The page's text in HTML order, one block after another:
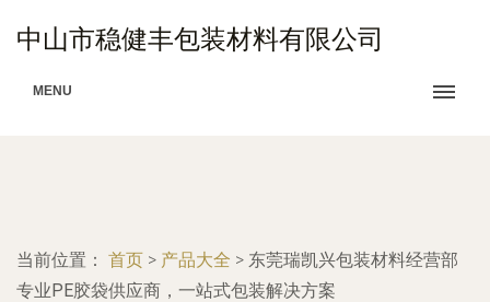
中山市稳健丰包装材料有限公司
MENU
当前位置： 首页 > 产品大全 > 东莞瑞凯兴包装材料经营部
专业PE胶袋供应商，一站式包装解决方案